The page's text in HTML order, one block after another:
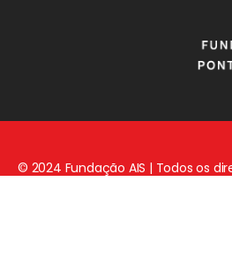
© 2024 Fundação AIS | Todos os